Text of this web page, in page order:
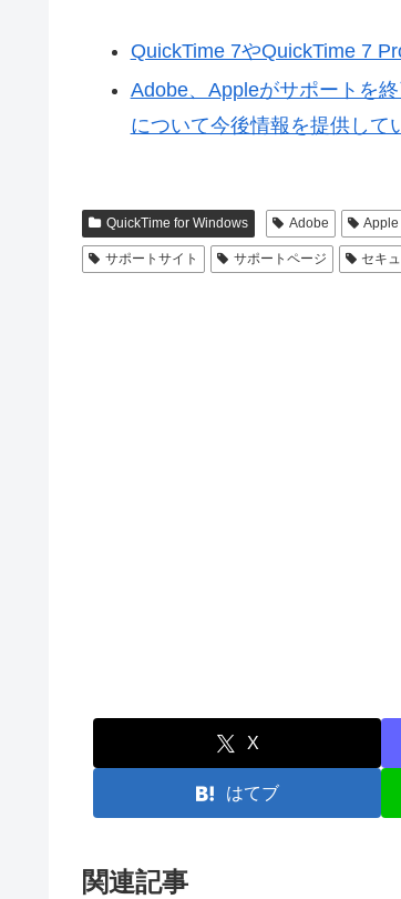
QuickTime 7やQuickTime 7
Adobe、Appleがサポートを
について今後情報を提供して
QuickTime for Windows Adobe Apple
サポートサイト サポートページ セキ
X
はてブ
関連記事